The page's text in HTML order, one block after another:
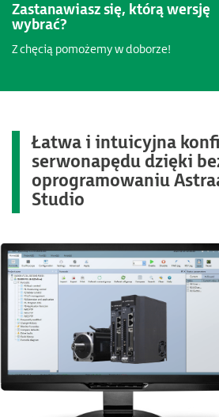
Zastanawiasz się, którą wersję
wybrać?
Z chęcią pomożemy w doborze!
Łatwa i intuicyjna
serwonapędu dzięki
oprogramowaniu
Studio